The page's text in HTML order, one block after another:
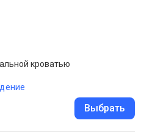
кроватью
Выбрать